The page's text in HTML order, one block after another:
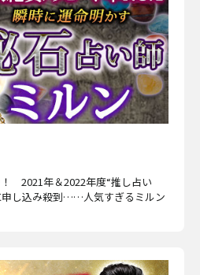
2021年＆2022年度“推し占い
し込み殺到……人気すぎるミルン